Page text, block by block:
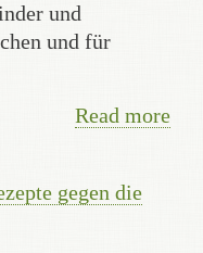
und
und für
Read more
gegen die